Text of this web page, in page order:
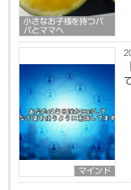
小さなお子様を持つパ
パとママへ
マインド